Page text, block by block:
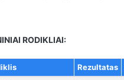
RODIKLIAI:
Rezultatas